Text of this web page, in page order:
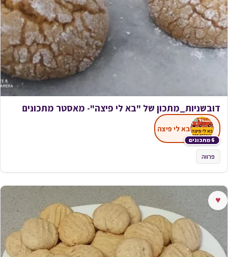
דובשניות_מתכון של "בא לי פיצה"- מאסטר מתכונים
6 מתכונים
בא לי פיצה
פרווה
♥